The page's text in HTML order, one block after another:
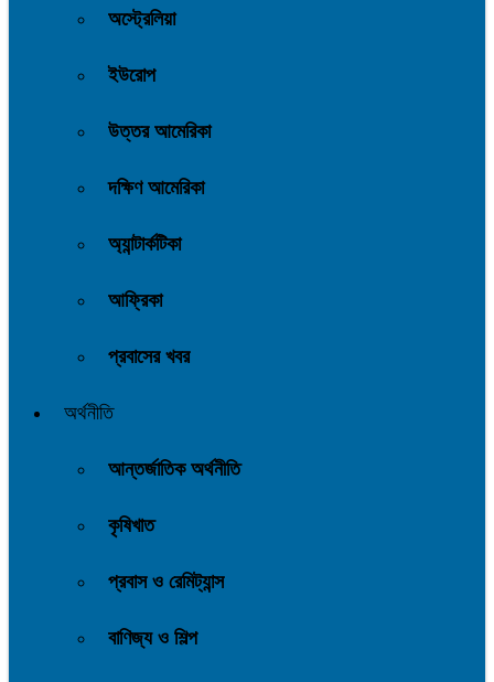
অস্ট্রেলিয়া
ইউরোপ
উত্তর আমেরিকা
দক্ষিণ আমেরিকা
অ্যান্টার্কটিকা
আফ্রিকা
প্রবাসের খবর
অর্থনীতি
আন্তর্জাতিক অর্থনীতি
কৃষিখাত
প্রবাস ও রেমিট্যান্স
বাণিজ্য ও শিল্প